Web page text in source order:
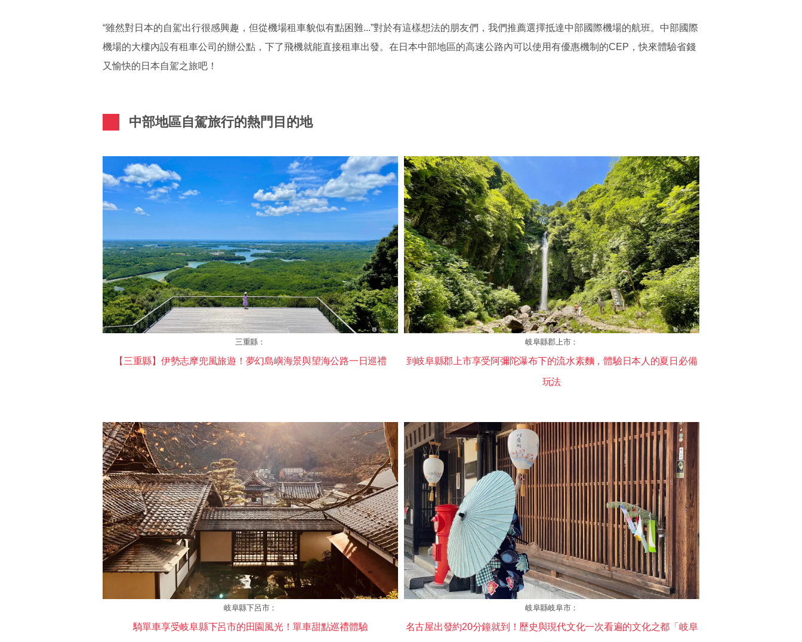
“雖然對日本的自駕出行很感興趣，但從機場租車貌似有點困難...”對於有這樣想法的朋友們，我們推薦選擇抵達中部國際機場的航班。中部國際
機場的大樓內設有租車公司的辦公點，下了飛機就能直接租車出發。在日本中部地區的高速公路內可以使用有優惠機制的CEP，快來體驗省錢
又愉快的日本自駕之旅吧！
中部地區自駕旅行的熱門目的地
三重縣：
【三重縣】伊勢志摩兜風旅遊！夢幻島嶼海景與望海公路一日巡禮
岐阜縣郡上市：
到岐阜縣郡上市享受阿彌陀瀑布下的流水素麵，體驗日本人的夏日必備
玩法
岐阜縣下呂市：
騎單車享受岐阜縣下呂市的田園風光！單車甜點巡禮體驗
岐阜縣岐阜市：
名古屋出發約20分鐘就到！歷史與現代文化一次看遍的文化之都「岐阜